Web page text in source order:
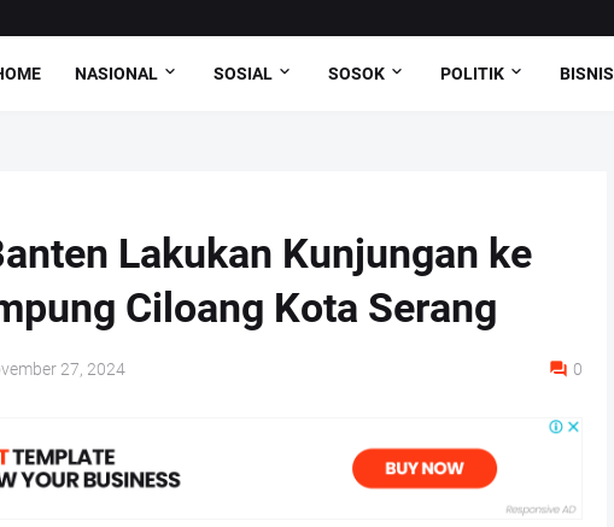
NASIONAL SOSIAL SOSOK POLITIK BISNIS
Lakukan Kunjungan ke
Ciloang Kota Serang
27, 2024 0